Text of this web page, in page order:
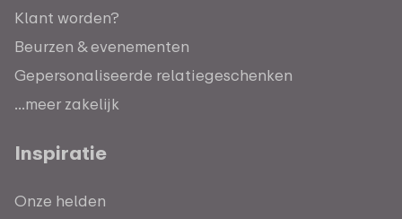
Klant worden?
Beurzen & evenementen
Gepersonaliseerde relatiegeschenken
...meer zakelijk
Inspiratie
Onze helden